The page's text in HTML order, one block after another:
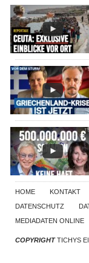
HOME KONTAKT
DATENSCHUTZ
MEDIADATEN ONLINE
COPYRIGHTTICHYS